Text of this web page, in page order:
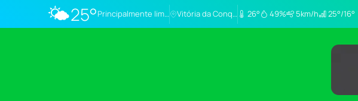
🌤️25° Principalmente limpo Vitória da Conq… 26° 49% 5km/h 25°/16°